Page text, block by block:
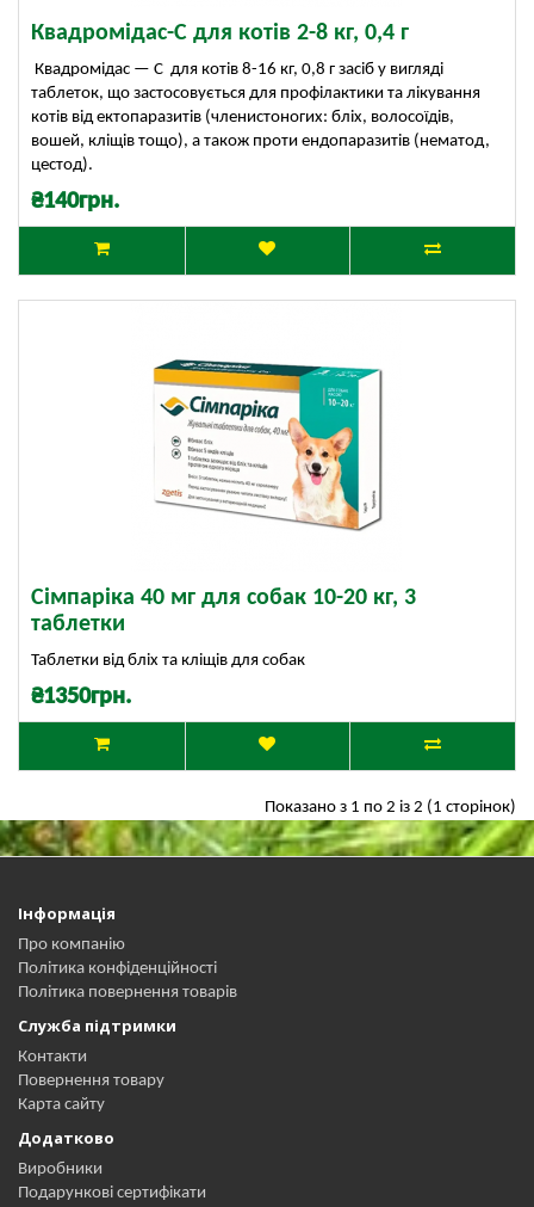
Квадромідас-C для котів 2-8 кг, 0,4 г
Квадромідас — C для котів 8-16 кг, 0,8 г засіб у вигляді
таблеток, що застосовується для профілактики та лікування
котів від ектопаразитів (членистоногих: бліх, волосоїдів,
вошей, кліщів тощо), а також проти ендопаразитів (нематод,
цестод).
₴140грн.
Сімпаріка 40 мг для собак 10-20 кг, 3
таблетки
Таблетки від бліх та кліщів для собак
₴1350грн.
Показано з 1 по 2 із 2 (1 сторінок)
Інформація
Про компанію
Політика конфіденційності
Політика повернення товарів
Служба підтримки
Контакти
Повернення товару
Карта сайту
Додатково
Виробники
Подарункові сертифікати